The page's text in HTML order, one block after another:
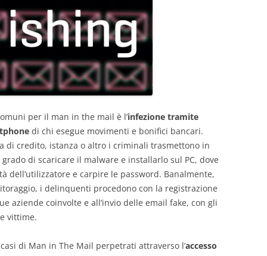
per il man in the mail è l’infezione tramite
di chi esegue movimenti e bonifici bancari.
di credito, istanza o altro i criminali trasmettono in
di scaricare il malware e installarlo sul PC, dove
dell’utilizzatore e carpire le password. Banalmente,
i delinquenti procedono con la registrazione
aziende coinvolte e all’invio delle email fake, con gli
vittime.
di Man in The Mail perpetrati attraverso l’accesso